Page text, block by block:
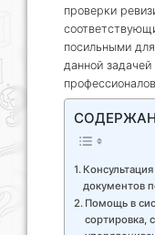
проверки
посильными
данной
документов
Помощь в
сортировка,